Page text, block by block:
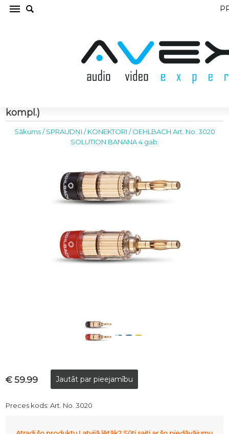
kompl.)
Sākums/SPRAUDŅI / KONEKTORI /OEHLBACH Art. No. 3020
SOLUTION BANANA 4 gab.
€ 59.99
Preces kods:Art. No. 3020